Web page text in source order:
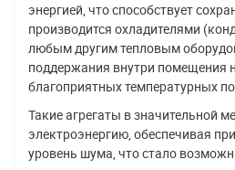
энергией, что способствует
производится охладителями
любым другим тепловым
поддержания внутри помещения
благоприятных температурных
Такие агрегаты в значительной
электроэнергию, обеспечивая
уровень шума, что стало